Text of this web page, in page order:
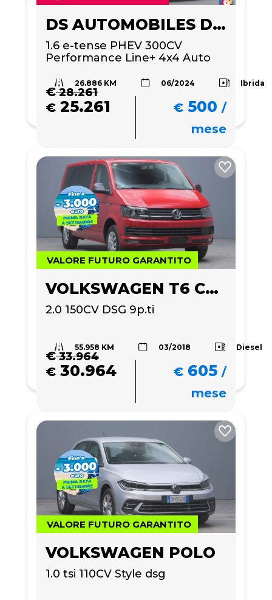
DS AUTOMOBILES DS 7
1.6 e-tense PHEV 300CV
Performance Line+ 4x4 Auto
26.886 KM 06/2024 Ibrida
€28.261
€ 25.261 € 500 /
mese
VALORE FUTURO GARANTITO
VOLKSWAGEN T6 CARAVELLE
2.0 150CV DSG 9p.ti
55.958 KM 03/2018 Diesel
€33.964
€ 30.964 € 605 /
mese
VALORE FUTURO GARANTITO
VOLKSWAGEN POLO
1.0 tsi 110CV Style dsg